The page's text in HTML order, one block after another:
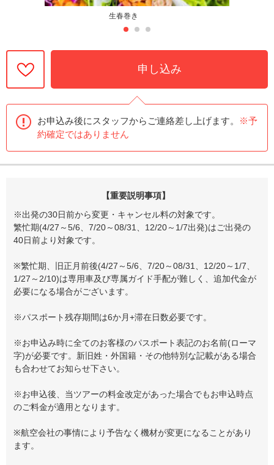
生春巻き
申し込み
お申込み後にスタッフからご連絡差し上げます。
※予
約確定ではありません
【重要説明事項】
※出発の30日前から変更・キャンセル料の対象です。
繁忙期(4/27～5/6、7/20～08/31、12/20～1/7出発)はご出発の
40日前より対象です。
※繁忙期、旧正月前後(4/27～5/6、7/20～08/31、12/20～1/7、
1/27～2/10)は専用車及び専属ガイド手配が難しく、追加代金が
必要になる場合がございます。
※パスポート残存期間は6か月+滞在日数必要です。
※お申込み時に全てのお客様のパスポート表記のお名前(ローマ
字)が必要です。新旧姓・外国籍・その他特別な記載がある場合
も合わせてお知らせ下さい。
※お申込後、当ツアーの料金改定があった場合でもお申込時点
のご料金が適用となります。
※航空会社の事情により予告なく機材が変更になることがあり
ます。